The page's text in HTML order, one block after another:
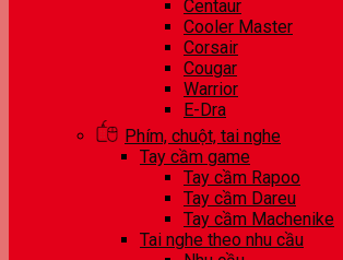
Centaur
Cooler Master
Corsair
Cougar
Warrior
E-Dra
Phím, chuột, tai nghe
Tay cầm game
Tay cầm Rapoo
Tay cầm Dareu
Tay cầm Machenike
Tai nghe theo nhu cầu